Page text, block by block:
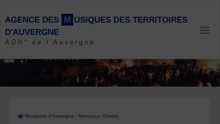
content
AGENCE DES M USIQUES DES TERRITOIRES
D'AUVERGNE
ADN* de l'Auvergne
Musiques d'Auvergne : Morceaux Choisis